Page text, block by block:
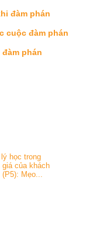
đàm phán
cuộc đàm phán
phán
học trong
giá của khách
(P5): Mẹo...